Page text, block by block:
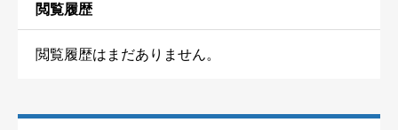
閲覧履歴
閲覧履歴はまだありません。